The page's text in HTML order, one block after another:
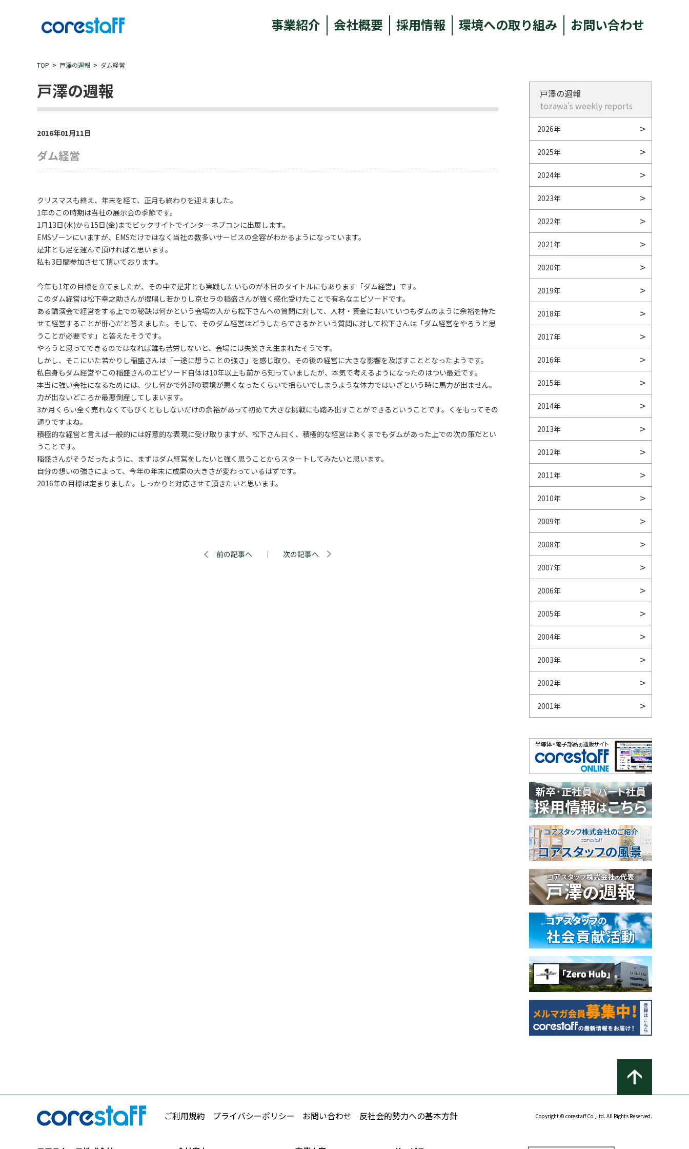
事業紹介 会社概要 採用情報 環境への取り組み お問い合わせ
TOP 戸澤の週報 ダム経営
戸澤の週報
2016年01月11日
ダム経営
クリスマスも終え、年末を経て、正月も終わりを迎えました。
1年のこの時期は当社の展示会の季節です。
1月13日(水)から15日(金)までビックサイトでインターネプコンに出展します。
EMSゾーンにいますが、EMSだけではなく当社の数多いサービスの全容がわかるようになっています。
是非とも足を運んで頂ければと思います。
私も3日間参加させて頂いております。
今年も1年の目標を立てましたが、その中で是非とも実践したいものが本日のタイトルにもあります「ダム経営」です。
このダム経営は松下幸之助さんが提唱し若かりし京セラの稲盛さんが強く感化受けたことで有名なエピソードです。
ある講演会で経営をする上での秘訣は何かという会場の人から松下さんへの質問に対して、人材・資金においていつもダムのように余裕を持た
せて経営することが肝心だと答えました。そして、そのダム経営はどうしたらできるかという質問に対して松下さんは「ダム経営をやろうと思
うことが必要です」と答えたそうです。
やろうと思ってできるのではなれば誰も苦労しないと、会場には失笑さえ生まれたそうです。
しかし、そこにいた若かりし稲盛さんは「一途に想うことの強さ」を感じ取り、その後の経営に大きな影響を及ぼすこととなったようです。
私自身もダム経営やこの稲盛さんのエピソード自体は10年以上も前から知っていましたが、本気で考えるようになったのはつい最近です。
本当に強い会社になるためには、少し何かで外部の環境が悪くなったくらいで揺らいでしまうような体力ではいざという時に馬力が出ません。
力が出ないどころか最悪倒産してしまいます。
3か月くらい全く売れなくてもびくともしないだけの余裕があって初めて大きな挑戦にも踏み出すことができるということです。くをもってその
通りですよね。
積極的な経営と言えば一般的には好意的な表現に受け取りますが、松下さん曰く、積極的な経営はあくまでもダムがあった上での次の策だとい
うことです。
稲盛さんがそうだったように、まずはダム経営をしたいと強く思うことからスタートしてみたいと思います。
自分の想いの強さによって、今年の年末に成果の大きさが変わっているはずです。
2016年の目標は定まりました。しっかりと対応させて頂きたいと思います。
前の記事へ ｜ 次の記事へ
戸澤の週報
tozawa's weekly reports
2026年
2025年
2024年
2023年
2022年
2021年
2020年
2019年
2018年
2017年
2016年
2015年
2014年
2013年
2012年
2011年
2010年
2009年
2008年
2007年
2006年
2005年
2004年
2003年
2002年
2001年
ご利用規約 プライバシーポリシー お問い合わせ 反社会的勢力への基本方針 Copyright © corestaff Co.,Ltd. All Rights Reserved.